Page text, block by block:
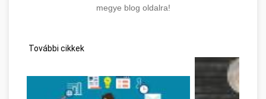
megye blog oldalra!
További cikkek